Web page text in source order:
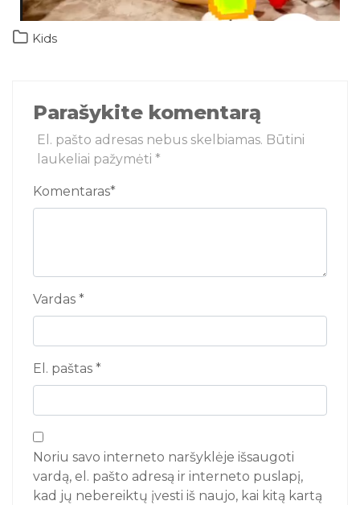
Kids
Parašykite komentarą
El. pašto adresas nebus skelbiamas. Būtini
laukeliai pažymėti *
Komentaras*
Vardas *
El. paštas *
Noriu savo interneto naršyklėje išsaugoti
vardą, el. pašto adresą ir interneto puslapį,
kad jų nebereiktų įvesti iš naujo, kai kitą kartą